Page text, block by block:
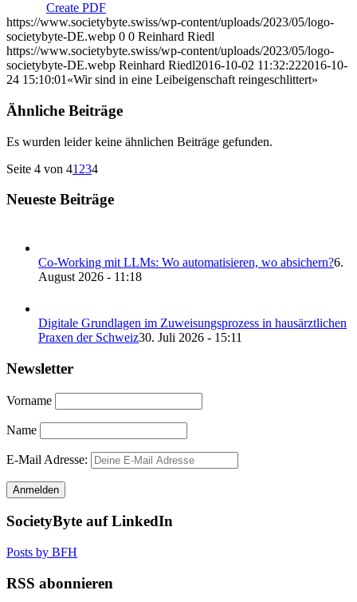
Create PDF
https://www.societybyte.swiss/wp-content/uploads/2023/05/logo-
societybyte-DE.webp 0 0 Reinhard Riedl
https://www.societybyte.swiss/wp-content/uploads/2023/05/logo-
societybyte-DE.webp Reinhard Riedl2016-10-02 11:32:222016-10-
24 15:10:01 «Wir sind in eine Leibeigenschaft reingeschlittert»
Ähnliche Beiträge
Es wurden leider keine ähnlichen Beiträge gefunden.
Seite 4 von 41 234
Neueste Beiträge
Co-Working mit LLMs: Wo automatisieren, wo absichern?6.
August 2026 - 11:18
Digitale Grundlagen im Zuweisungsprozess in hausärztlichen
Praxen der Schweiz30. Juli 2026 - 15:11
Newsletter
Vorname
Name
E-Mail Adresse:
SocietyByte auf LinkedIn
Posts by BFH
RSS abonnieren